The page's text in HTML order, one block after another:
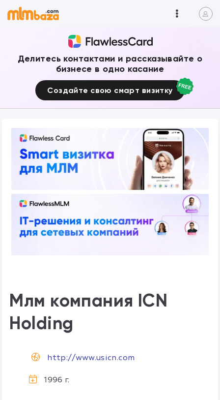
Делитесь контактами и рассказывайте о
бизнесе в одно касание
Создайте свою смарт визитку
Млм компания ICN
Holding
http://www.usicn.com
1996 г.